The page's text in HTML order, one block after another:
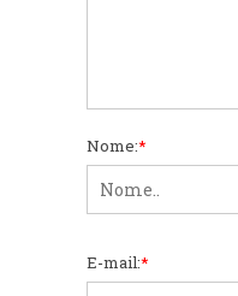
Nome:*
E-mail:*